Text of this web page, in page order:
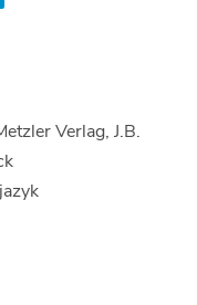
Verlag, J.B.